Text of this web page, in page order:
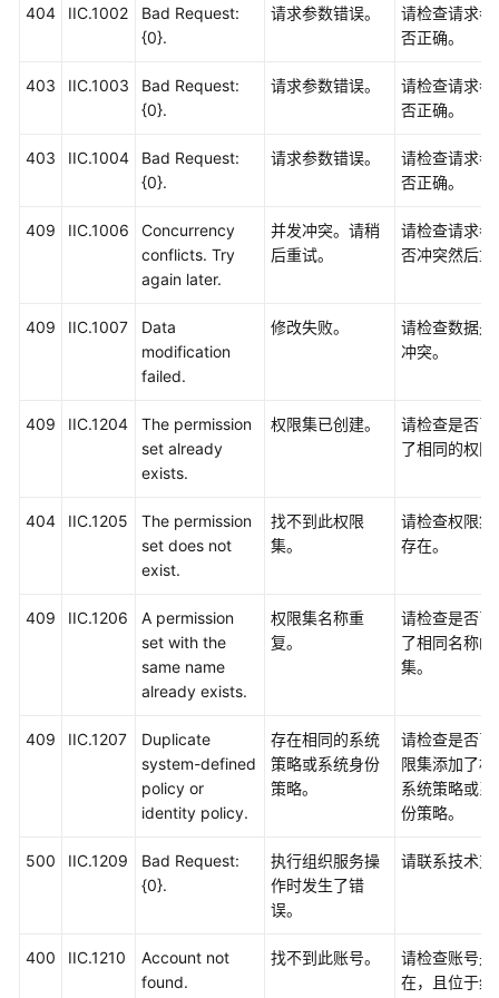
必
API
调
API
和
错
取
用
404 IIC.1002
Bad Request:
{0}.
请求参数错误。
请检查请求参
否正确。
403 IIC.1003
Bad Request:
{0}.
请求参数错误。
请检查请求参
否正确。
403 IIC.1004
Bad Request:
{0}.
请求参数错误。
请检查请求参
否正确。
409 IIC.1006
Concurrency
conflicts. Try
again later.
并发冲突。请稍
后重试。
请检查请求参
否冲突然后重
409 IIC.1007
Data
modification
failed.
修改失败。
请检查数据是
冲突。
409 IIC.1204
The permission
set already
exists.
权限集已创建。
请检查是否已
了相同的权限
404 IIC.1205
The permission
set does not
exist.
找不到此权限
集。
请检查权限集
存在。
409 IIC.1206
A permission
set with the
same name
already exists.
权限集名称重
复。
请检查是否已
了相同名称的
集。
409 IIC.1207
Duplicate
system-defined
policy or
identity policy.
存在相同的系统
策略或系统身份
策略。
请检查是否已
限集添加了相
系统策略或系
份策略。
500 IIC.1209
Bad Request:
{0}.
执行组织服务操
作时发生了错
误。
请联系技术支
400 IIC.1210
Account not
found.
找不到此账号。
请检查账号是
在，且位于组